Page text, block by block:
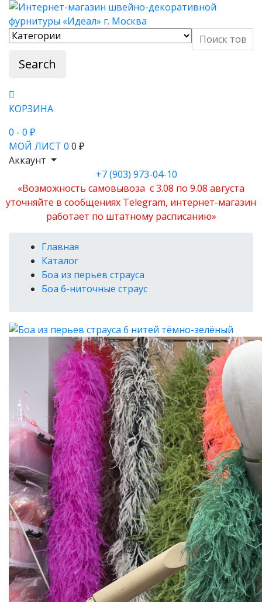
Search
КОРЗИНА
0 - 0 ₽
МОЙ ЛИСТ 0 0 ₽
Аккаунт
+7 (903) 973-04-10
«Возможность самовывоза с 3.08 по 9.08 августа
уточняйте в сообщениях Telegram, интернет-магазин
работает по штатному расписанию»
Главная
Каталог
Боа из перьев страуса
Боа 6-ниточные страус